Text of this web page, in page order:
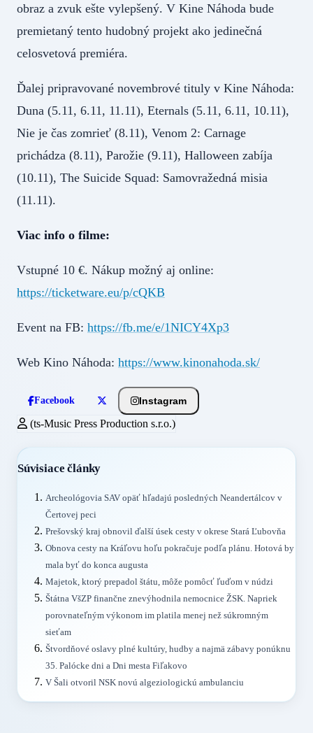
obraz a zvuk ešte vylepšený. V Kine Náhoda bude
premietaný tento hudobný projekt ako jedinečná
celosvetová premiéra.
Ďalej pripravované novembrové tituly v Kine Náhoda:
Duna (5.11, 6.11, 11.11), Eternals (5.11, 6.11, 10.11),
Nie je čas zomrieť (8.11), Venom 2: Carnage
prichádza (8.11), Parožie (9.11), Halloween zabíja
(10.11), The Suicide Squad: Samovražedná misia
(11.11).
Viac info o filme:
Vstupné 10 €. Nákup možný aj online:
https://ticketware.eu/p/cQKB
Event na FB: https://fb.me/e/1NICY4Xp3
Web Kino Náhoda: https://www.kinonahoda.sk/
Facebook Instagram
(ts-Music Press Production s.r.o.)
Súvisiace články
Archeológovia SAV opäť hľadajú posledných Neandertálcov v
Čertovej peci
Prešovský kraj obnovil ďalší úsek cesty v okrese Stará Ľubovňa
Obnova cesty na Kráľovu hoľu pokračuje podľa plánu. Hotová by
mala byť do konca augusta
Majetok, ktorý prepadol štátu, môže pomôcť ľuďom v núdzi
Štátna VšZP finančne znevýhodnila nemocnice ŽSK. Napriek
porovnateľným výkonom im platila menej než súkromným
sieťam
Štvordňové oslavy plné kultúry, hudby a najmä zábavy ponúknu
35. Palócke dni a Dni mesta Fiľakovo
V Šali otvoril NSK novú algeziologickú ambulanciu